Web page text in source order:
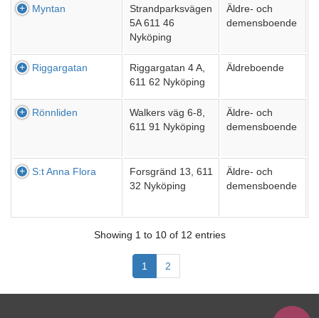
Myntan
Strandparksvägen
5A 611 46
Nyköping
Äldre- och
demensboende
Riggargatan
Riggargatan 4 A,
611 62 Nyköping
Äldreboende
Rönnliden
Walkers väg 6-8,
611 91 Nyköping
Äldre- och
demensboende
S:t Anna Flora
Forsgränd 13, 611
32 Nyköping
Äldre- och
demensboende
Showing 1 to 10 of 12 entries
1 2